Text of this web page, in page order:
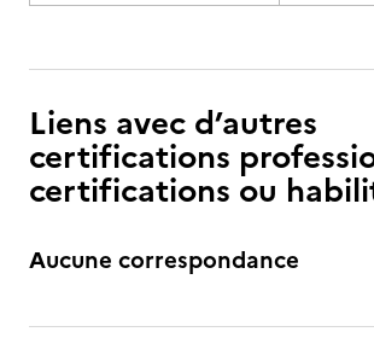
Liens avec d’autres
certifications
certifications ou
Aucune correspondance